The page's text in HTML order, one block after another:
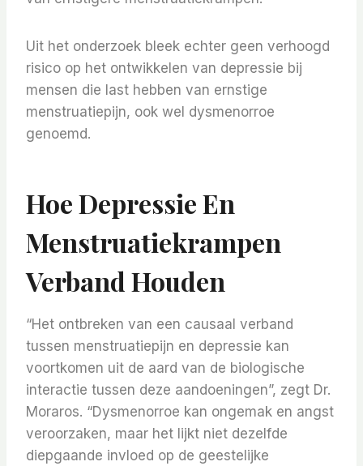
Uit het onderzoek bleek echter geen verhoogd
risico op het ontwikkelen van depressie bij
mensen die last hebben van ernstige
menstruatiepijn, ook wel dysmenorroe
genoemd.
Hoe Depressie En
Menstruatiekrampen
Verband Houden
“Het ontbreken van een causaal verband
tussen menstruatiepijn en depressie kan
voortkomen uit de aard van de biologische
interactie tussen deze aandoeningen”, zegt Dr.
Moraros. “Dysmenorroe kan ongemak en angst
veroorzaken, maar het lijkt niet dezelfde
diepgaande invloed op de geestelijke